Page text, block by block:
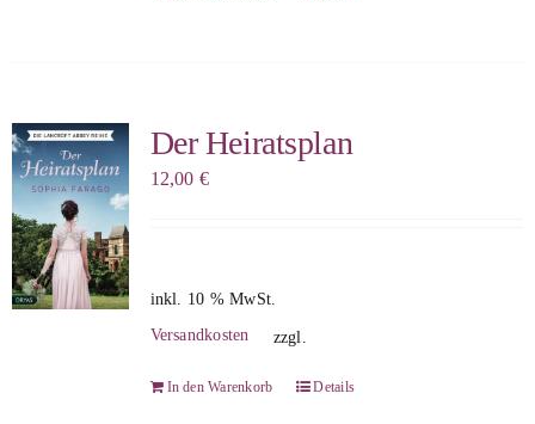
Der Heiratsplan
12,00 €
inkl. 10 % MwSt.
zzgl.
Versandkosten
In den Warenkorb Details